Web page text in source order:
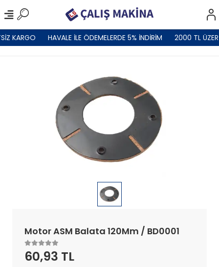
KARGO HAVALE İLE ÖDEMELERDE 5% İNDİRİM 2000 TL
Motor ASM Balata 120Mm / BD0001
60,93 TL